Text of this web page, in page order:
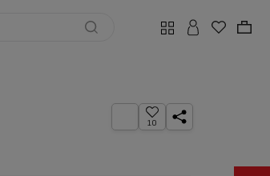
10